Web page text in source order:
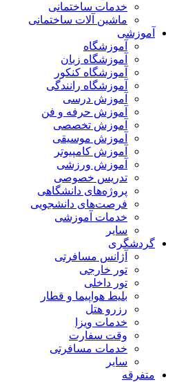
خدمات ساختمانی
ماشین آلات ساختمانی
آموزشی
آموزشگاه
آموزشگاه زبان
آموزشگاه کنکور
آموزشگاه رانندگی
آموزش درسی
آموزش حرفه و فن
آموزش تخصصی
آموزش موسیقی
آموزش کامپیوتر
آموزش ورزشی
تدریس خصوصی
پروژه‌های دانشگاهی
فرصت‌های دانشجویی
خدمات آموزشی
سایر
گردشگری
آژانس مسافرتی
تور خارجی
تور داخلی
بلیط هواپیما و قطار
رزرو هتل
خدمات ویزا
وقت سفارت
خدمات مسافرتی
سایر
متفرقه